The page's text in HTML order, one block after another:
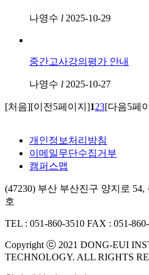
나영수 l 2025-10-29
중간고사강의평가 안내
나영수 l 2025-10-27
[처음][이전5페이지]123[다음5페
개인정보처리방침
이메일무단수집거부
캠퍼스맵
(47230) 부산 부산진구 양지로
호
TEL : 051-860-3510 FAX : 051-
Copyright ⓒ 2021 DONG-EUI
TECHNOLOGY. ALL RIGHTS